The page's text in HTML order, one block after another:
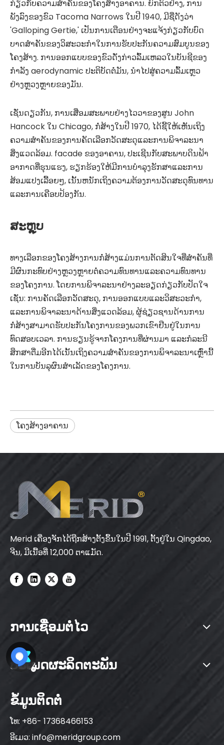
ກ່ຽວກັບຄວາມສໍາຄັນຂອງໂຄງສ້າງອາຄານ. ຍົກຕົວຢ່າງ, ການ
ພັງລົງຂອງຂົວ Tacoma Narrows ໃນປີ 1940, ມີຊື່ດັງວ່າ
'Galloping Gertie,' ເປັນການເຕືອນຢ່າງຈະແຈ້ງກ່ຽວກັບບົດ
ບາດສໍາຄັນຂອງວິສະວະກໍາໃນການຮັບປະກັນຄວາມສົມບູນຂອງ
ໂຄງສ້າງ. ການອອກແບບຂອງຂົວດັ່ງກ່າວລົ້ມເຫລວໃນບັນຊີຂອງ
ກໍາລັງ aerodynamic ປະຕິບັດຕໍ່ມັນ, ນໍາໄປສູ່ຄວາມລົ້ມເຫຼວ
ຢ່າງຫຼວງຫຼາຍຂອງມັນ.
ເຊັ່ນດຽວກັນ, ການເສື່ອມສະພາບຢ່າງໄວວາຂອງສູນ John
Hancock ໃນ Chicago, ກໍ່ສ້າງໃນປີ 1970, ໄດ້ຊີ້ໃຫ້ເຫັນເຖິງ
ຄວາມສໍາຄັນຂອງການຄັດເລືອກວັດສະດຸແລະການພິຈາລະນາ
ສິ່ງແວດລ້ອມ. facade ຂອງອາຄານ, ປະເຊີນກັບສະພາບດິນຟ້າ
ອາກາດທີ່ຮຸນແຮງ, ຮຽກຮ້ອງໃຫ້ມີການບໍາລຸງຮັກສາແລະການ
ສ້ອມແປງເລື້ອຍໆ, ເນັ້ນຫນັກເຖິງຄວາມຕ້ອງການວັດສະດຸທົນທານ
ແລະການເຄືອບປ້ອງກັນ.
ສະຫຼຸບ
ທາງເລືອກຂອງໂຄງສ້າງການກໍ່ສ້າງແມ່ນການຕັດສິນໃຈທີ່ສໍາຄັນທີ່
ມີຜົນກະທົບຢ່າງຫຼວງຫຼາຍຕໍ່ຄວາມທົນທານແລະຄວາມທົນທານ
ຂອງໂຄງການ. ໂດຍການພິຈາລະນາຢ່າງລະອຽດກ່ຽວກັບປັດໃຈ
ເຊັ່ນ: ການຄັດເລືອກວັດສະດຸ, ການອອກແບບແລະວິສະວະກໍາ,
ແລະການພິຈາລະນາດ້ານສິ່ງແວດລ້ອມ, ຜູ້ຊ່ຽວຊານດ້ານການ
ກໍ່ສ້າງສາມາດຮັບປະກັນໂຄງການຂອງພວກເຂົາຢືນຢູ່ໃນການ
ທົດສອບເວລາ. ການຮຽນຮູ້ຈາກໂຄງການທີ່ຜ່ານມາ ແລະກໍລະນີ
ສຶກສາຕື່ມອີກໄດ້ເນັ້ນເຖິງຄວາມສໍາຄັນຂອງການພິຈາລະນາເຫຼົ່ານີ້
ໃນການບັນລຸຜົນສໍາເລັດຂອງໂຄງການ.
ໂຄງສ້າງອາຄານ
Merid ເຄື່ອງຈັກໄດ້ຖືກສ້າງຕັ້ງຂຶ້ນໃນປີ 1991, ຕັ້ງຢູ່ໃນ Qingdao,
ຈີນ, ມີເນື້ອທີ່ 12,000 ຕາແມັດ.
ການເຊື່ອມຕໍ່ໄວ
ປະເພດຜະລິດຕະພັນ
ຂໍ້ມູນຕິດຕໍ່
ໂທ: +86- 17368466153
ອີເມວ: info@meridgroup.com